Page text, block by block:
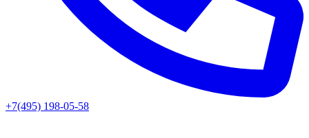
+7(495) 198-05-58